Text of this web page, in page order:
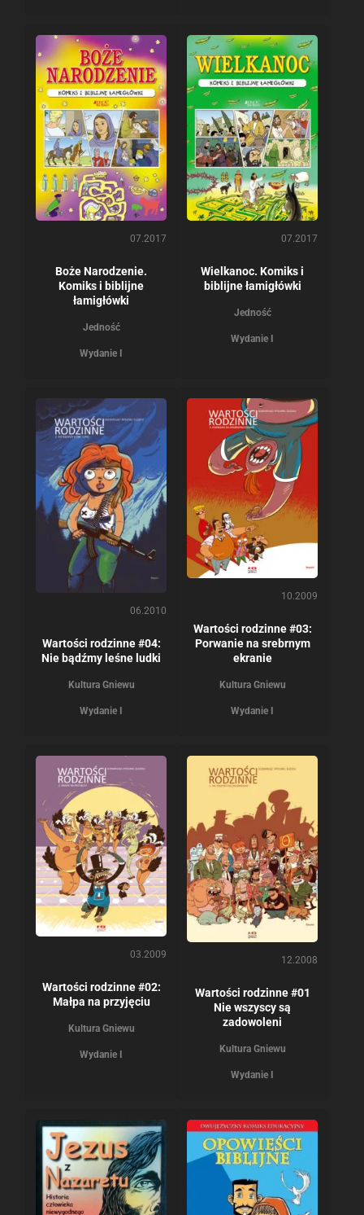
07.2017
Boże Narodzenie.
Komiks i biblijne
łamigłówki
Jedność
Wydanie I
07.2017
Wielkanoc. Komiks i
biblijne łamigłówki
Jedność
Wydanie I
06.2010
Wartości rodzinne #04:
Nie bądźmy leśne ludki
Kultura Gniewu
Wydanie I
10.2009
Wartości rodzinne #03:
Porwanie na srebrnym
ekranie
Kultura Gniewu
Wydanie I
03.2009
Wartości rodzinne #02:
Małpa na przyjęciu
Kultura Gniewu
Wydanie I
12.2008
Wartości rodzinne #01
Nie wszyscy są
zadowoleni
Kultura Gniewu
Wydanie I